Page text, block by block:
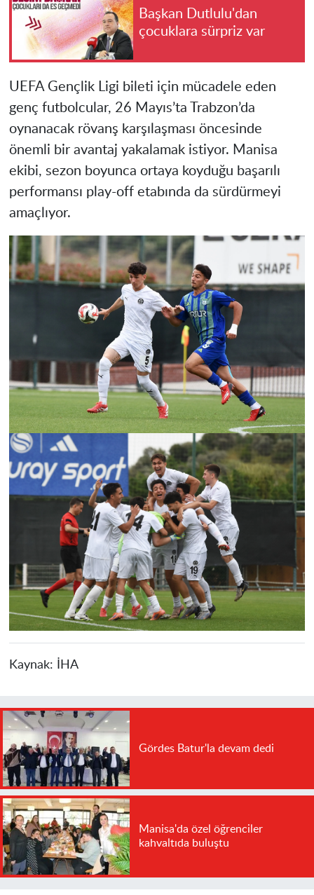
Başkan Dutlulu'dan
çocuklara sürpriz var
UEFA Gençlik Ligi bileti için mücadele eden
genç futbolcular, 26 Mayıs’ta Trabzon’da
oynanacak rövanş karşılaşması öncesinde
önemli bir avantaj yakalamak istiyor. Manisa
ekibi, sezon boyunca ortaya koyduğu başarılı
performansı play-off etabında da sürdürmeyi
amaçlıyor.
Kaynak: İHA
Gördes Batur'la devam dedi
Manisa'da özel öğrenciler
kahvaltıda buluştu